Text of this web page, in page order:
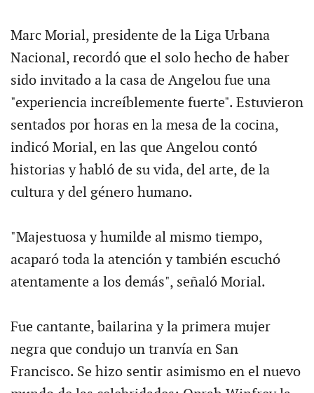
Marc Morial, presidente de la Liga Urbana
Nacional, recordó que el solo hecho de haber
sido invitado a la casa de Angelou fue una
"experiencia increíblemente fuerte". Estuvieron
sentados por horas en la mesa de la cocina,
indicó Morial, en las que Angelou contó
historias y habló de su vida, del arte, de la
cultura y del género humano.
"Majestuosa y humilde al mismo tiempo,
acaparó toda la atención y también escuchó
atentamente a los demás", señaló Morial.
Fue cantante, bailarina y la primera mujer
negra que condujo un tranvía en San
Francisco. Se hizo sentir asimismo en el nuevo